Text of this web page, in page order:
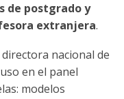
de postgrado y
extranjera.
nacional de
en el panel
modelos